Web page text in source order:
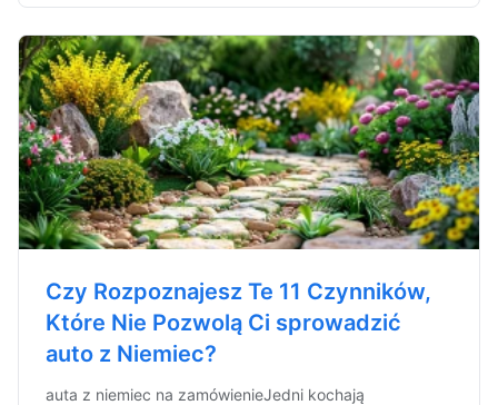
Czy Rozpoznajesz Te 11 Czynników,
Które Nie Pozwolą Ci sprowadzić
auto z Niemiec?
auta z niemiec na zamówienieJedni kochają